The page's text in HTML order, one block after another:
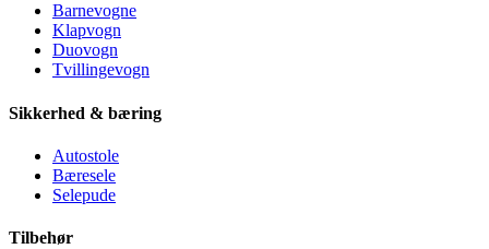
Barnevogne
Klapvogn
Duovogn
Tvillingevogn
Sikkerhed & bæring
Autostole
Bæresele
Selepude
Tilbehør